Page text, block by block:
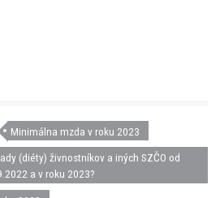
Minimálna mzda v roku 2023
(diéty) živnostníkov a iných SZČO od
a v roku 2023?